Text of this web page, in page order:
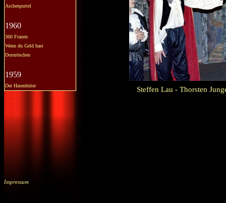
Aschenputtel
1960
360 Frauen
Wenn du Geld hast
Dornröschen
1959
Der Hasenhüter Steffen Lau - Thorsten
Impressum